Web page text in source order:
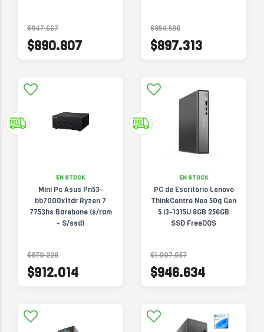
$947.667
$890.807
$954.588
$897.313
EN STOCK
Mini Pc Asus Pn53-
bb7000x1tdr Ryzen 7
7753hs Barebone (s/ram
- S/ssd)
$970.228
$912.014
EN STOCK
PC de Escritorio Lenovo
ThinkCentre Neo 50q Gen
5 i3-1315U 8GB 256GB
SSD FreeDOS
$1.007.057
$946.634